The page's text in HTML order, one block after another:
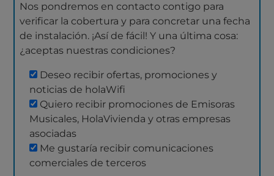
Nos pondremos en contacto contigo para
verificar la cobertura y para concretar una fecha
de instalación. ¡Así de fácil! Y una última cosa:
¿aceptas nuestras condiciones?
Deseo recibir ofertas, promociones y
noticias de holaWifi
Quiero recibir promociones de Emisoras
Musicales, HolaVivienda y otras empresas
asociadas
Me gustaría recibir comunicaciones
comerciales de terceros